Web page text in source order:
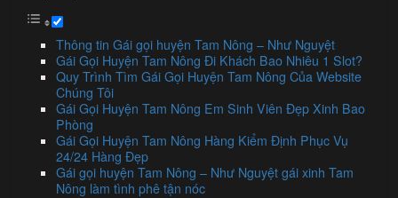
Thông tin Gái gọi huyện Tam Nông – Như Nguyệt
Gái Gọi Huyện Tam Nông Đi Khách Bao Nhiêu 1 Slot?
Quy Trình Tìm Gái Gọi Huyện Tam Nông Của Website
Chúng Tôi
Gái Gọi Huyện Tam Nông Em Sinh Viên Đẹp Xinh Bao
Phòng
Gái Gọi Huyện Tam Nông Hàng Kiểm Định Phục Vụ
24/24 Hàng Đẹp
Gái gọi huyện Tam Nông – Như Nguyệt gái xinh Tam
Nông làm tình phê tận nóc